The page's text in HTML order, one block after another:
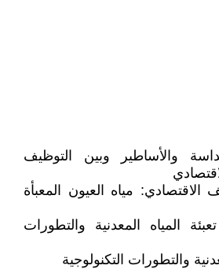
والأساطير وبين التوظيف
الاقتصادي: مياه العيون المعبأة
(28) .. تعبئة المياه المعدنية والتطورات